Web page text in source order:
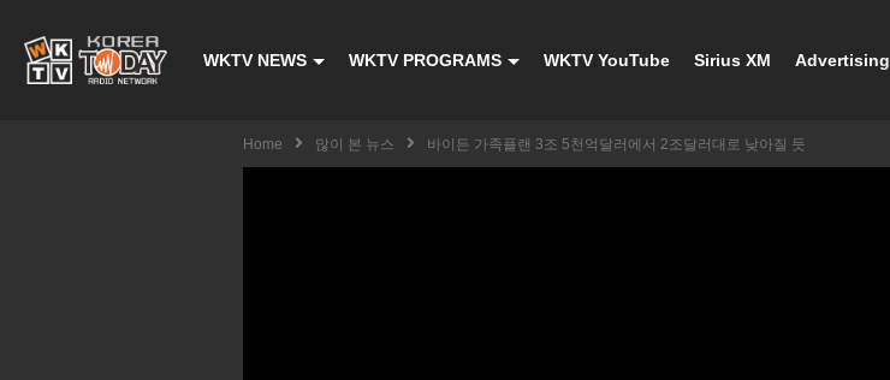
WKTV NEWS WKTV PROGRAMS WKTV YouTube Sirius XM Advertising
Home 많이 본 뉴스 바이든 가족플랜 3조 5천억달러에서 2조달러대로 낮아질 듯